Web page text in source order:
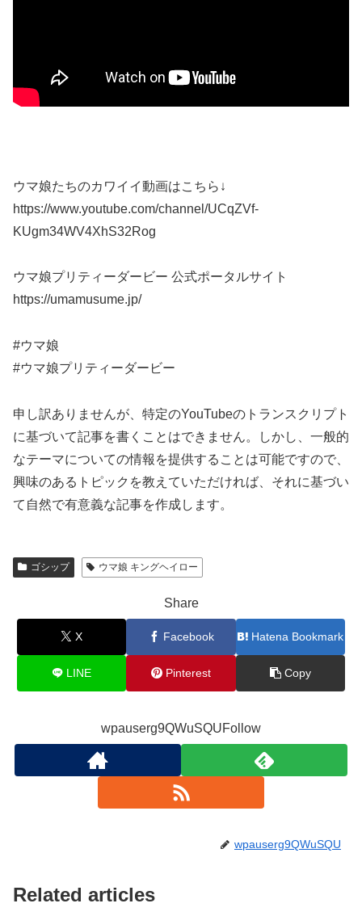
ウマ娘たちのカワイイ動画はこちら↓
https://www.youtube.com/channel/UCqZVf-
KUgm34WV4XhS32Rog
ウマ娘プリティーダービー 公式ポータルサイト
https://umamusume.jp/
#ウマ娘
#ウマ娘プリティーダービー
申し訳ありませんが、特定のYouTubeのトランスクリプト
に基づいて記事を書くことはできません。しかし、一般的
なテーマについての情報を提供することは可能ですので、
興味のあるトピックを教えていただければ、それに基づい
て自然で有意義な記事を作成します。
ゴシップ ウマ娘 キングヘイロー
Share
X Facebook Hatena Bookmark
LINE Pinterest Copy
wpauserg9QWuSQUFollow
wpauserg9QWuSQU
Related articles